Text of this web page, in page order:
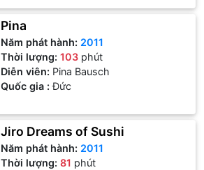
Pina
Năm phát hành: 2011
Thời lượng:103 phút
Diễn viên: Pina Bausch
Quốc gia : Đức
Jiro Dreams of Sushi
Năm phát hành: 2011
Thời lượng:81 phút